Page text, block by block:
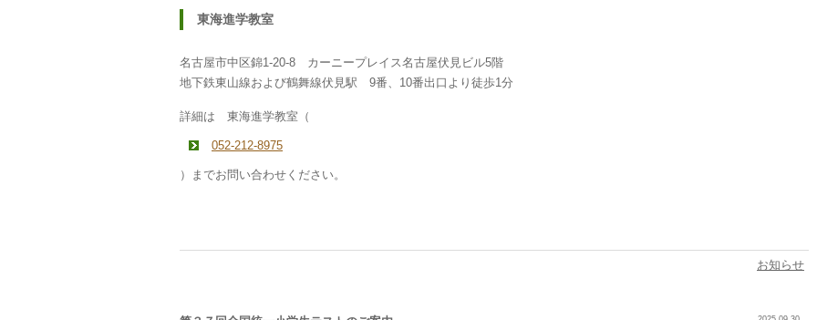
東海進学教室
名古屋市中区錦1-20-8 カーニープレイス名古屋伏見ビル5階
地下鉄東山線および鶴舞線伏見駅 9番、10番出口より徒歩1分
詳細は 東海進学教室（
052-212-8975
）までお問い合わせください。
お知らせ